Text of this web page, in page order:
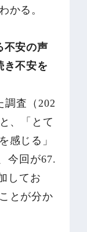
かる。
不安の声
き不安を
調査（202
、「とて
感じる」
今回が67.
してお
とが分か